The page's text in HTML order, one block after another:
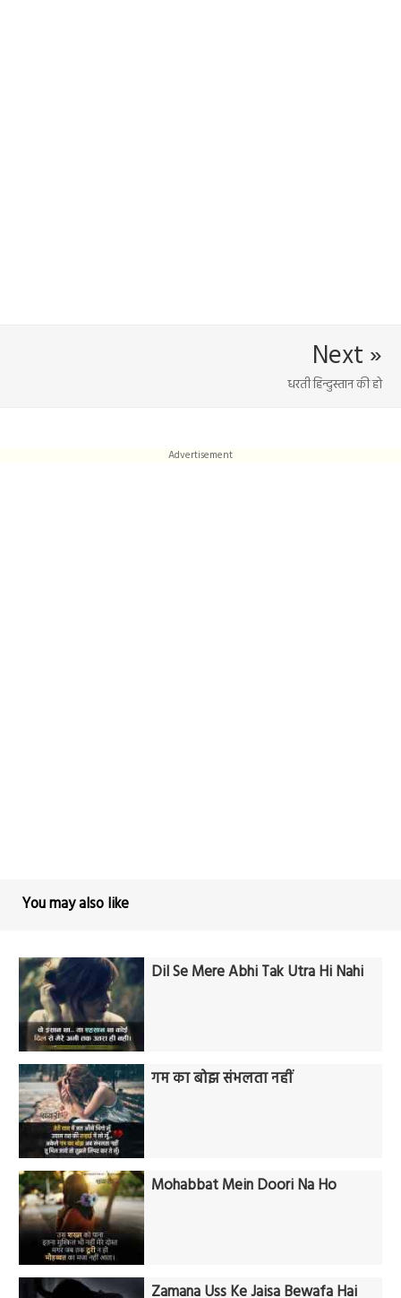
Next »
धरती हिन्दुस्तान की हो
Advertisement
You may also like
Dil Se Mere Abhi Tak Utra Hi Nahi
गम का बोझ संभलता नहीं
Mohabbat Mein Doori Na Ho
Zamana Uss Ke Jaisa Bewafa Hai